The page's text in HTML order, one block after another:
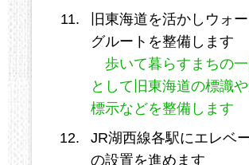
旧東海道を活かしウォ
グルートを整備します
歩いて暮らすまちの一
として旧東海道の標識
標示などを整備します
JR湖西線各駅にエレベ
の設置を進めます